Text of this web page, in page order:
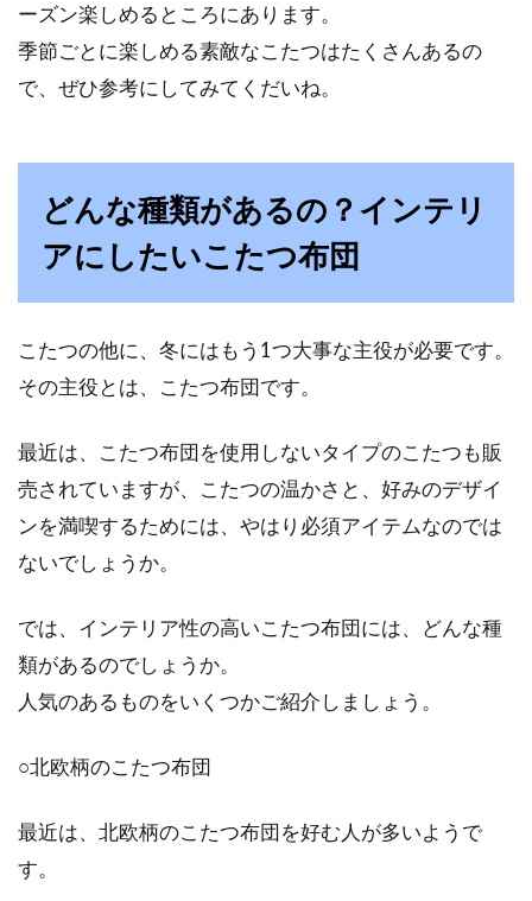
が生えていたりという経験、ありませんか？日
本は高温...
部屋を明るく照らす照明には、白熱球やLED、
蛍光灯などの様々な種類があります。これらの
照明、...
は、専用の台が必要なのか？
基本的に家のベランダは洗濯ものや布団干しな
どに使うのが当たり前ですが、マンションなど
お部屋のインテリアアレンジで、モ
テる男の部屋を作ろう！！
一人暮らしの男性の方、お部屋のインテリアに
分だけの...
ーズン楽しめるところにあります。
季節ごとに楽しめる素敵なこたつはたくさんあるの
で、ぜひ参考にしてみてくだいね。
どんな種類があるの？インテリ
アにしたいこたつ布団
こたつの他に、冬にはもう1つ大事な主役が必要です。
その主役とは、こたつ布団です。
最近は、こたつ布団を使用しないタイプのこたつも販
売されていますが、こたつの温かさと、好みのデザイ
ンを満喫するためには、やはり必須アイテムなのでは
ないでしょうか。
では、インテリア性の高いこたつ布団には、どんな種
類があるのでしょうか。
人気のあるものをいくつかご紹介しましょう。
○北欧柄のこたつ布団
最近は、北欧柄のこたつ布団を好む人が多いようで
す。